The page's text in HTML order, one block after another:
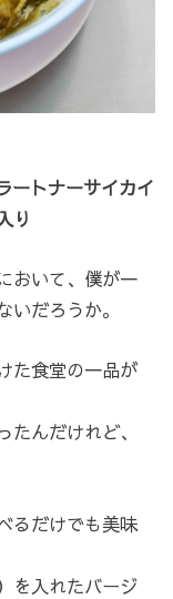
トナーサイカイ
り
おいて、僕が一
だろうか。
た食堂の一品が
んだけれど、
るだけでも美味
を入れたバージ